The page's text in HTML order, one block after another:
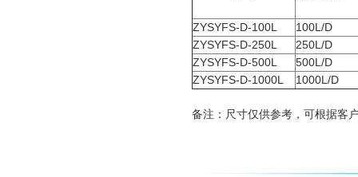
ZYSYFS-D-100L
100L/D
ZYSYFS-D-250L
250L/D
ZYSYFS-D-500L
500L/D
ZYSYFS-D-1000L
1000L/D
备注：尺寸仅供参考，可根据客